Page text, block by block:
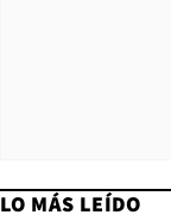
LO MÁS LEÍDO